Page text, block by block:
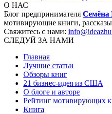
О НАС
Блог предпринимателя Семёна
мотивирующие книги,
Свяжитесь с нами:
СЛЕДУЙ ЗА НАМИ
Главная
Лучшие статьи
Обзоры книг
21 бизнес-идея из США
О блоге и авторе
Рейтинг мотивирующих
Книга